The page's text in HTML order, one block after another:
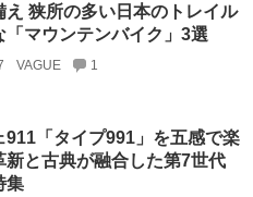
え 狭所の多い日本のトレイル
「マウンテンバイク」3選
VAGUE 1
911「タイプ991」を五感で楽
新と古典が融合した第7世代
集